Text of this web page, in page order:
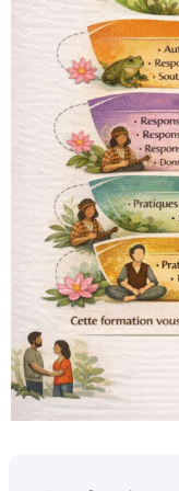
Au cinquième cycle,
d’intégration, l’art
s’embrasser à
dynamiques, d’un
transmission de
À titre
nécessaire de
pendant tous les
profondes avec
thérapeutique.
Au cinquième cycle,
qu’aide et au
supervision. Une fois
possibilité de
rémunérée pour